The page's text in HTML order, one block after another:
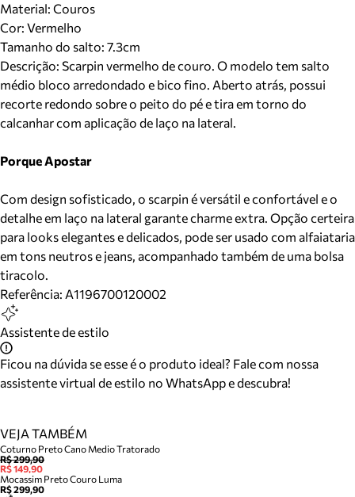
Material: Couros
Cor: Vermelho
Tamanho do salto: 7.3cm
Descrição: Scarpin vermelho de couro. O modelo tem salto
médio bloco arredondado e bico fino. Aberto atrás, possui
recorte redondo sobre o peito do pé e tira em torno do
calcanhar com aplicação de laço na lateral.
Porque Apostar
Com design sofisticado, o scarpin é versátil e confortável e o
detalhe em laço na lateral garante charme extra. Opção certeira
para looks elegantes e delicados, pode ser usado com alfaiataria
em tons neutros e jeans, acompanhado também de uma bolsa
tiracolo.
Referência: A1196700120002
Assistente de estilo
Ficou na dúvida se esse é o produto ideal? Fale com nossa
assistente virtual de estilo no WhatsApp e descubra!
VEJA TAMBÉM
Coturno Preto Cano Medio Tratorado
R$ 299,90
R$ 149,90
Mocassim Preto Couro Luma
R$ 299,90